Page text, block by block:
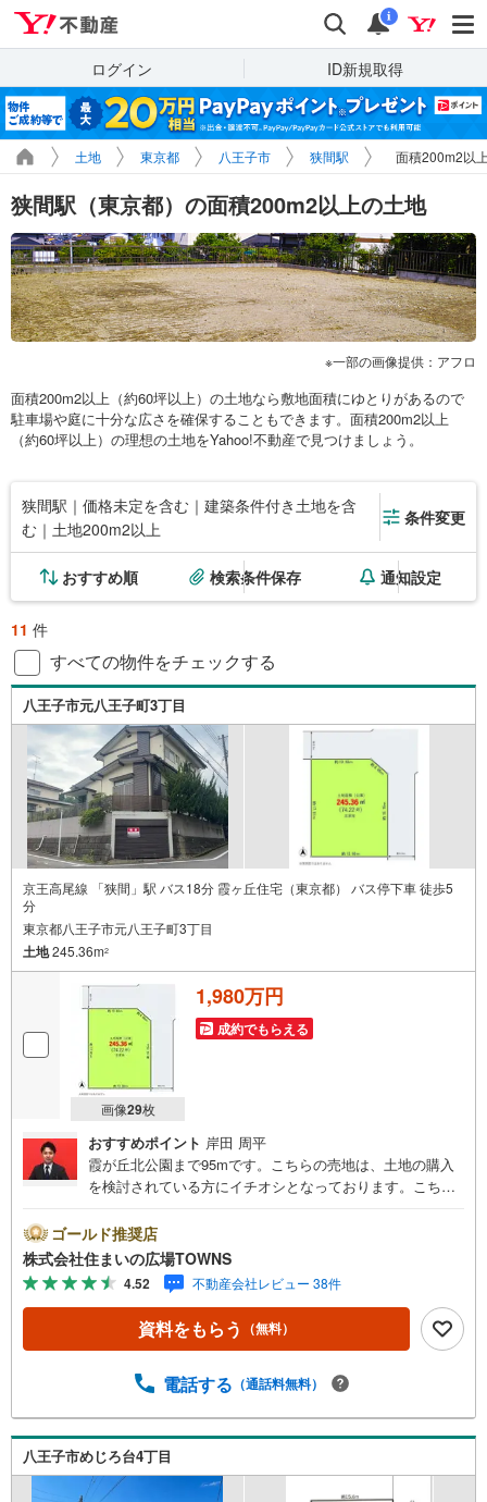
検索 通知
i
ログイン ID新規取得
土地 東京都 八王子市 狭間駅 面積200m2以
狭間駅（東京都）の面積200m2以上の土地
一部の画像提供：アフロ
面積200m2以上（約60坪以上）の土地なら敷地面積にゆとりがあるので
駐車場や庭に十分な広さを確保することもできます。面積200m2以上
（約60坪以上）の理想の土地をYahoo!不動産で見つけましょう。
狭間駅｜価格未定を含む｜建築条件付き土地を含
む｜土地200m2以上
条件変更
おすすめ順 検索条件保存 通知設定
11 件
すべての物件をチェックする
八王子市元八王子町3丁目
京王高尾線 「狭間」駅 バス18分 霞ヶ丘住宅（東京都） バス停下車 徒歩5
分
東京都八王子市元八王子町3丁目
土地245.36m2
画像29枚
1,980万円
成約でもらえる
おすすめポイント 岸田 周平
霞が丘北公園まで95mです。こちらの売地は、土地の購入
を検討されている方にイチオシとなっております。こちら
土地面積245.36平米（公簿）。建物がごちゃごちゃするこ
とがない第一種低層住居専用地域なので、静かに快適に過
ごすことができます。住宅用地なので、周辺環境が新しい
住まいを建てるのに適しています。【年中無休/9:00～21:0
0】人気物件は特にお問い合わせが集中するため、お早めに
お電話下さい。「室内・現地を見学する」ボタンよりご予
っております。○住宅ローンのご相談○ライフプランのシミ
なスタッフが親身になってお客様に合った物件をご紹介さ
せて頂きます！ /他社様掲載物件も併せてご紹介可能ですの
でお気軽にお問い合わせ下さい♪駐車場もございますの
で、お車でのお越しも大歓迎です！
ゴールド推奨店
株式会社住まいの広場TOWNS
4.52 不動産会社レビュー 38件
資料をもらう （無料）
電話する （通話料無料）
八王子市めじろ台4丁目